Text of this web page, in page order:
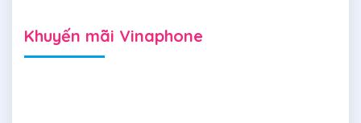
Khuyến mãi Vinaphone